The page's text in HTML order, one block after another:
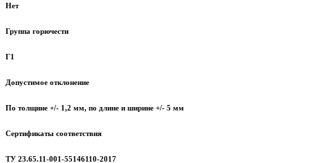
Нет
Группа горючести
Г1
Допустимое отклонение
По толщине +/- 1,2 мм, по длине и ширине +/- 5 мм
Сертификаты соответствия
ТУ 23.65.11-001-55146110-2017